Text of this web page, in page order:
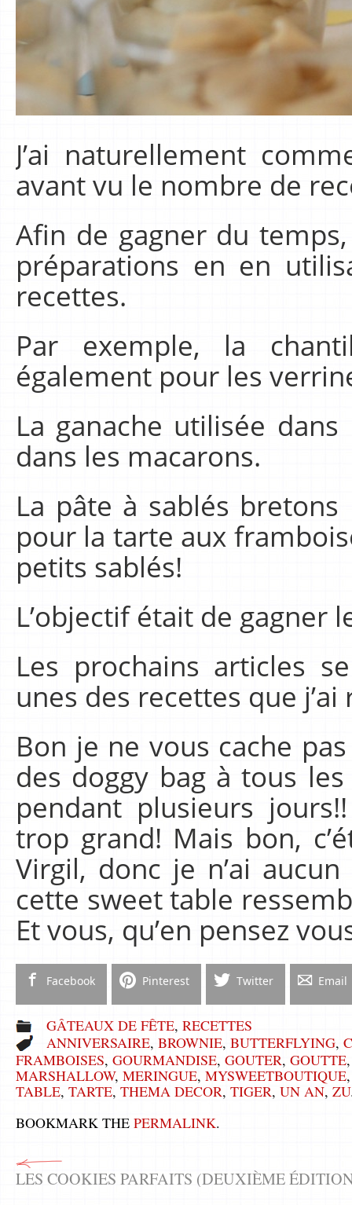
J’ai naturellement
avant vu le nombre de
Afin de gagner du temps,
préparations en en
recettes.
Par exemple, la
également pour les
La ganache utilisée
dans les macarons.
La pâte à sablés
pour la tarte aux
petits sablés!
L’objectif était de gagner
Les prochains articles
unes des recettes que j’ai
Bon je ne vous cache
des doggy bag à tous
pendant plusieurs
trop grand! Mais bon,
Virgil, donc je n’ai
cette sweet table
Et vous, qu’en pensez
Facebook Pinterest Twitter Email
GÂTEAUX DE FÊTE, RECETTES
ANNIVERSAIRE, BROWNIE, BUTTERFLYING,
FRAMBOISES, GOURMANDISE, GOUTER, GOUTTE
MARSHALLOW, MERINGUE, MYSWEETBOUTIQUE
TABLE, TARTE, THEMA DECOR, TIGER, UN AN, ZU
BOOKMARK THE PERMALINK.
LES COOKIES PARFAITS (DEUXIÈME